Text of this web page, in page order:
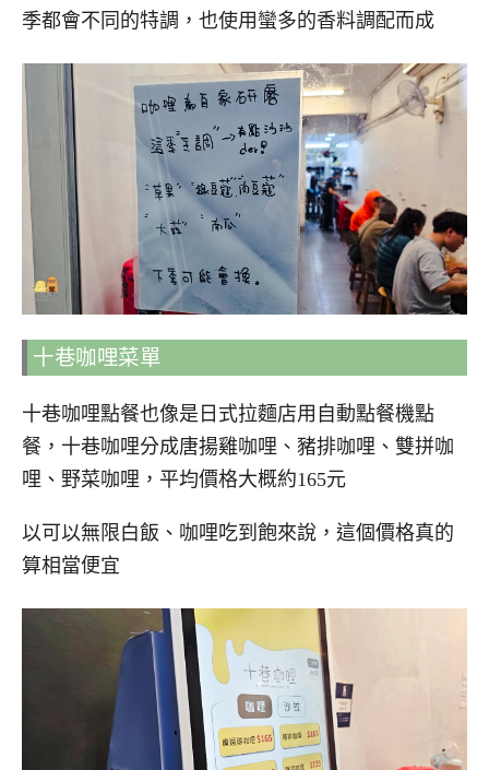
季都會不同的特調，也使用蠻多的香料調配而成
十巷咖哩菜單
十巷咖哩點餐也像是日式拉麵店用自動點餐機點
餐，十巷咖哩分成唐揚雞咖哩、豬排咖哩、雙拼咖
哩、野菜咖哩，平均價格大概約165元
以可以無限白飯、咖哩吃到飽來說，這個價格真的
算相當便宜